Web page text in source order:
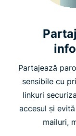
Partajează
sensibile cu
linkuri
accesul și
mailuri,